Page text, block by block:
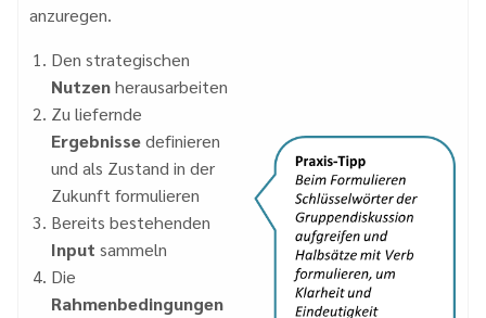
anzuregen.
Den strategischen
Nutzenherausarbeiten
Zu liefernde
Ergebnissedefinieren
und als Zustand in der
Zukunft formulieren
Bereits bestehenden
Input sammeln
Die
Rahmenbedingungen